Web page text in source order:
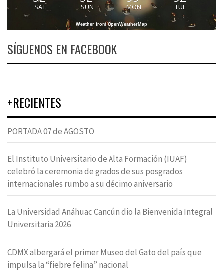
SAT SUN MON TUE
Weather from OpenWeatherMap
SÍGUENOS EN FACEBOOK
+RECIENTES
PORTADA 07 de AGOSTO
El Instituto Universitario de Alta Formación (IUAF)
celebró la ceremonia de grados de sus posgrados
internacionales rumbo a su décimo aniversario
La Universidad Anáhuac Cancún dio la Bienvenida Integral
Universitaria 2026
CDMX albergará el primer Museo del Gato del país que
impulsa la “fiebre felina” nacional